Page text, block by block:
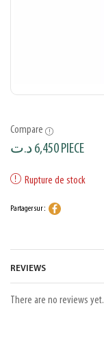
Compare
6,450د.ت PIECE
Rupture de stock
Partager sur :
REVIEWS
There are no reviews yet.